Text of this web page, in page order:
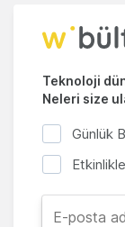
Teknoloji
Neleri size
Günlük